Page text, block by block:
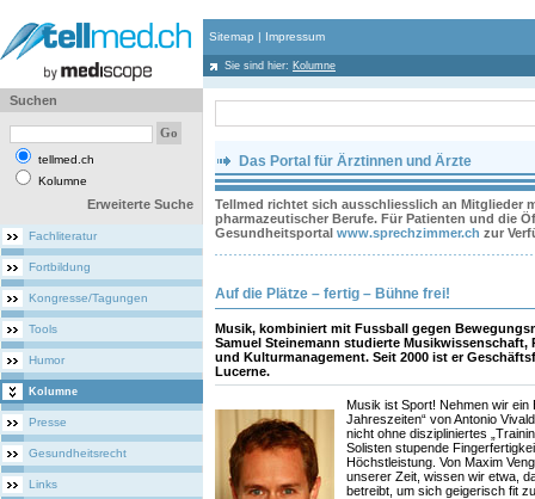
Sitemap | Impressum
Sie sind hier: Kolumne
Suchen
tellmed.ch
Kolumne
Erweiterte Suche
Fachliteratur
Fortbildung
Kongresse/Tagungen
Tools
Humor
Kolumne
Presse
Gesundheitsrecht
Links
Das Portal für Ärztinnen und Ärzte
Tellmed richtet sich ausschliesslich an Mitglieder
pharmazeutischer Berufe. Für Patienten und die
Gesundheitsportal www.sprechzimmer.ch zur
Auf die Plätze – fertig – Bühne frei!
Musik, kombiniert mit Fussball gegen
Samuel Steinemann studierte
und Kulturmanagement. Seit 2000 ist er
Lucerne.
Musik ist Sport! Nehmen wir ein
Jahreszeiten“ von Antonio
nicht ohne diszipliniertes
Solisten stupende
Höchstleistung. Von Maxim
unserer Zeit, wissen wir etwa,
betreibt, um sich geigerisch fit